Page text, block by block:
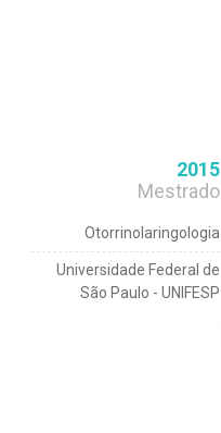
2015
Mestrado
Otorrinolaringologia
Universidade Federal de
São Paulo - UNIFESP